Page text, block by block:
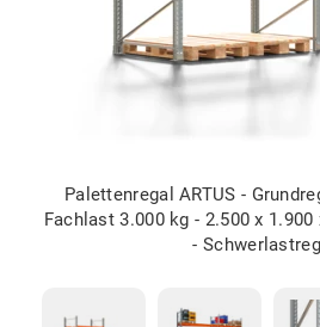
Palettenregal ARTUS -
Fachlast 3.000 kg - 2.500 x
-